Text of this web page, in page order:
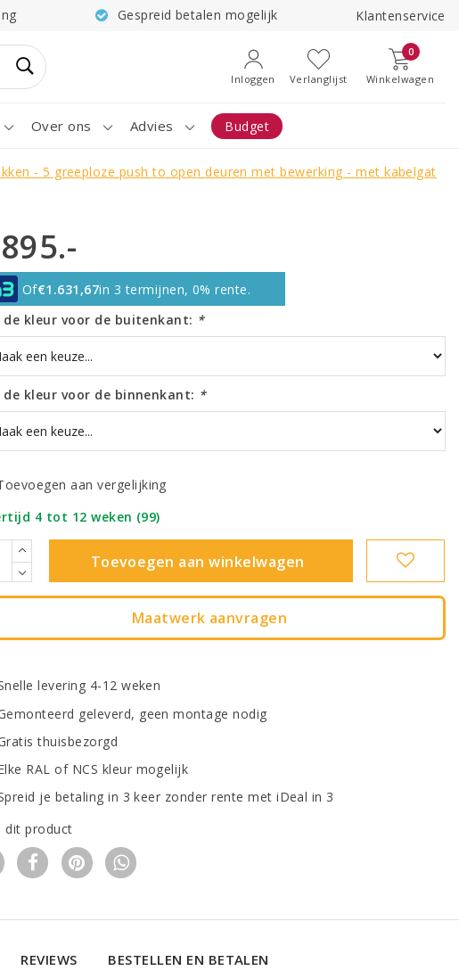
Gespreid betalen mogelijk Klantenservice
Inloggen Verlanglijst
0
Winkelwagen
Over ons Advies Budget
- 5 greeploze push to open deuren met bewerking - met kabelgat
Of€1.631,67in 3 termijnen, 0% rente.
de kleur voor de buitenkant: *
de kleur voor de binnenkant: *
aan vergelijking
4 tot 12 weken (99)
Toevoegen aan winkelwagen
Maatwerk aanvragen
levering 4-12 weken
geleverd, geen montage nodig
thuisbezorgd
RAL of NCS kleur mogelijk
je betaling in 3 keer zonder rente met iDeal in 3
dit product
REVIEWS BESTELLEN EN BETALEN